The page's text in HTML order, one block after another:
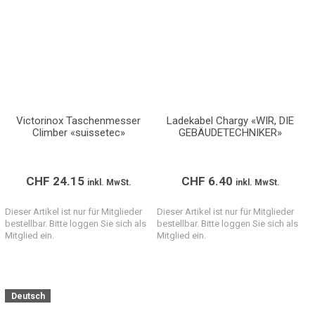
Victorinox Taschenmesser
Climber «suissetec»
CHF 24.15 inkl. MwSt.
Dieser Artikel ist nur für Mitglieder
bestellbar. Bitte loggen Sie sich als
Mitglied ein.
Ladekabel Chargy «WIR, DIE
GEBÄUDETECHNIKER»
CHF 6.40 inkl. MwSt.
Dieser Artikel ist nur für Mitglieder
bestellbar. Bitte loggen Sie sich als
Mitglied ein.
Deutsch